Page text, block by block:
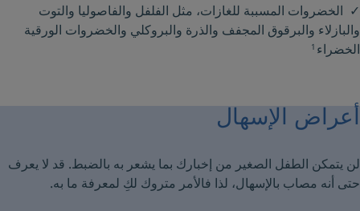
✓ الخضروات المسببة للغازات، مثل الفلفل والفاصوليا والتوت
والبازلاء والبرقوق المجفف والذرة والبروكلي والخضروات الورقية
الخضراء 1
أعراض الإسهال
لن يتمكن الطفل الصغير من إخبارك بما يشعر به بالضبط. قد لا يعرف
حتى أنه مصاب بالإسهال، لذا فالأمر متروك لكِ لمعرفة ما به.